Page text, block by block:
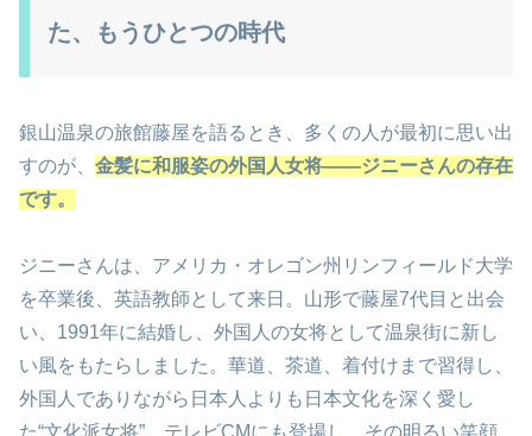
た、もうひとつの時代
銀山温泉の旅館藤屋を語るとき、多くの人が最初に思い出
すのが、 金髪に和服姿の外国人女将――ジニーさんの存在
です。
ジニーさんは、アメリカ・オレゴン州リンフィールド大学
を卒業後、英語教師として来日。山形で藤屋7代目と出会
い、1991年に結婚し、外国人の女将として温泉街に新し
い風をもたらしました。華道、茶道、着付けまで習得し、
外国人でありながら日本人よりも日本文化を深く愛し